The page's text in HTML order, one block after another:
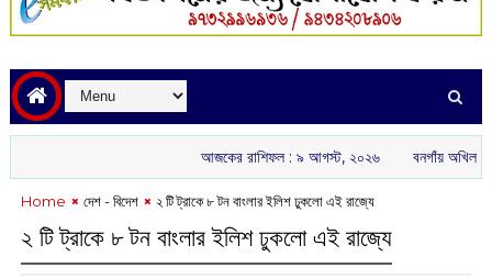
আজকের রাশিফল :‌ ‌‌৯ আগস্ট, ২০২৬ বনগাঁয় অখিল ভারতীয়
Home দেশ - বিদেশ ২ টি ট্রাকে ৮ টন বাংলার ইলিশ ঢুকলো এই রাজ্যে
২ টি ট্রাকে ৮ টন বাংলার ইলিশ ঢুকলো এই রাজ্যে